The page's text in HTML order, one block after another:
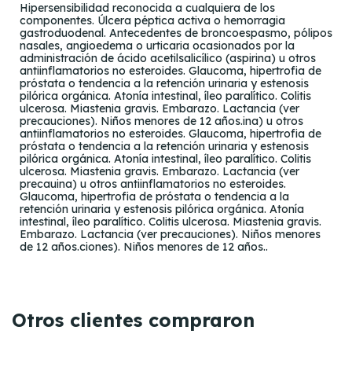
Hipersensibilidad reconocida a cualquiera de los
componentes. Úlcera péptica activa o hemorragia
gastroduodenal. Antecedentes de broncoespasmo, pólipos
nasales, angioedema o urticaria ocasionados por la
administración de ácido acetilsalicílico (aspirina) u otros
antiinflamatorios no esteroides. Glaucoma, hipertrofia de
próstata o tendencia a la retención urinaria y estenosis
pilórica orgánica. Atonía intestinal, íleo paralítico. Colitis
ulcerosa. Miastenia gravis. Embarazo. Lactancia (ver
precauciones). Niños menores de 12 años.ina) u otros
antiinflamatorios no esteroides. Glaucoma, hipertrofia de
próstata o tendencia a la retención urinaria y estenosis
pilórica orgánica. Atonía intestinal, íleo paralítico. Colitis
ulcerosa. Miastenia gravis. Embarazo. Lactancia (ver
precauina) u otros antiinflamatorios no esteroides.
Glaucoma, hipertrofia de próstata o tendencia a la
retención urinaria y estenosis pilórica orgánica. Atonía
intestinal, íleo paralítico. Colitis ulcerosa. Miastenia gravis.
Embarazo. Lactancia (ver precauciones). Niños menores
de 12 años.ciones). Niños menores de 12 años..
Otros clientes compraron